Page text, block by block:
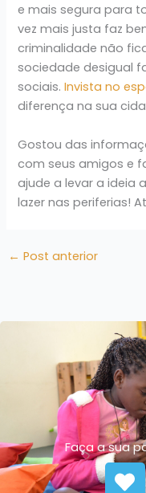
e mais segura para
vez mais justa faz
criminalidade não
sociedade desigual
sociais.Invista no
diferença na sua
Gostou das
com seus amigos e
ajude a levar a ideia
lazer nas periferias!
← Post anterior
Faça a sua